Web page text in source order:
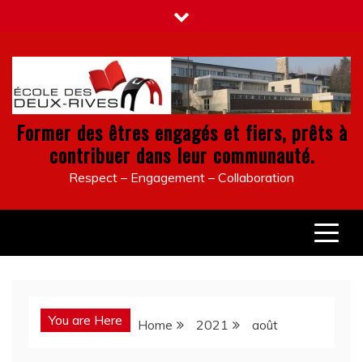
content
Former des êtres engagés et fiers, prêts à
contribuer dans leur communauté.
Respect – Engagement – Collaboration
You are Here Home 2021 août